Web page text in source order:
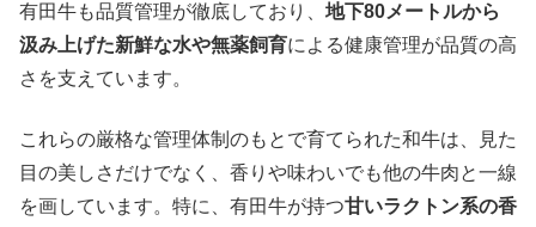
有田牛も品質管理が徹底しており、 地下80メートルから
汲み上げた新鮮な水や無薬飼育による健康管理が品質の高
さを支えています。
これらの厳格な管理体制のもとで育てられた和牛は、見た
目の美しさだけでなく、香りや味わいでも他の牛肉と一線
を画しています。特に、有田牛が持つ甘いラクトン系の香